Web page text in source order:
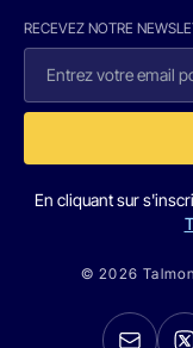
RECEVEZ NOTRE
En cliquant sur
© 2026